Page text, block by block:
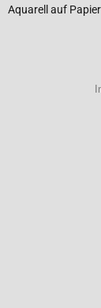
Aquarell auf Papier